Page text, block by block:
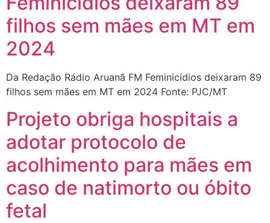
filhos sem mães em MT em
2024
Da Redação Rádio Aruanã FM Feminicídios deixaram 89
filhos sem mães em MT em 2024 Fonte: PJC/MT
Projeto obriga hospitais a
adotar protocolo de
acolhimento para mães em
caso de natimorto ou óbito
fetal